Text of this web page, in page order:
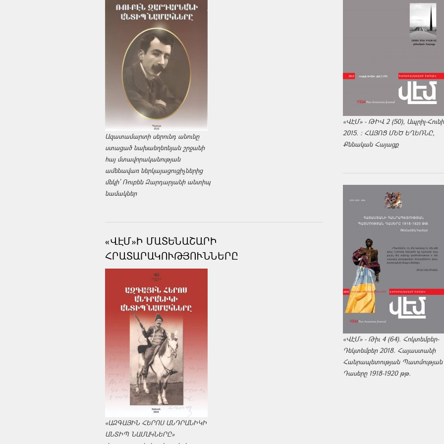
Ազատամարտի սերունդ անունը
ստացած նախաեղեռնյան շրջանի
հայ մտավորականության
ամենավառ ներկայացուցիչներից
մեկի՝ Ռուբեն Զարդարյանի անտիպ
նամակներ
«ՎԷՄ»Ի ՄԱՏԵՆԱՇԱՐԻ
ՀՐԱՏԱՐԱԿՈՒԹՅՈՒՆՆԵՐԸ
«ԱԶԳԱՅԻՆ ՀԵՐՈՍ ԱՆԴՐԱՆԻԿԻ
ԱՆՏԻՊ ՆԱՄԱԿՆԵՐԸ»
«ՎԷՄ» - ԹԻՎ 2 (50), Ապրիլ-
2015. : ՀԱՅՈՑ ՄԵԾ ԵՂԵՌՆԸ,
Քննական Հայացք
«ՎԷՄ» - Թիւ 4 (64). Հոկտեմբեր-
Դեկտեմբեր 2018. Հայաստանի
Հանրապետության Պատմության
Դասերը 1918-1920 թթ.